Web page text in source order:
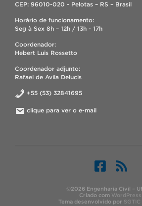
CEP: 96010-020 - Pelotas – RS – Brasil
Horário de funcionamento:
Seg à Sex 8h – 12h / 13h - 17h
Coordenador:
Hebert Luis Rossetto
Coordenador adjunto:
Rafael de Avila Delucis
+55 (53) 32841695
clique para ver o e-mail
©2026 Engenharia Civil –
Criado com WordPress
Tema desenvolvido por